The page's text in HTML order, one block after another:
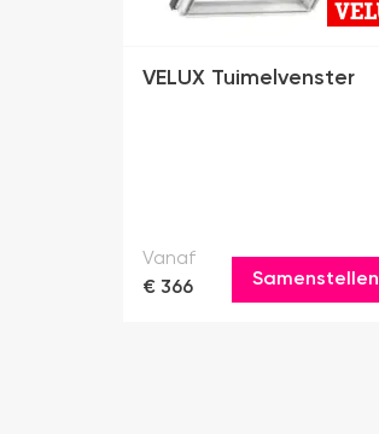
VELUX Tuimelvenster
Vanaf
€ 366
Samenstellen